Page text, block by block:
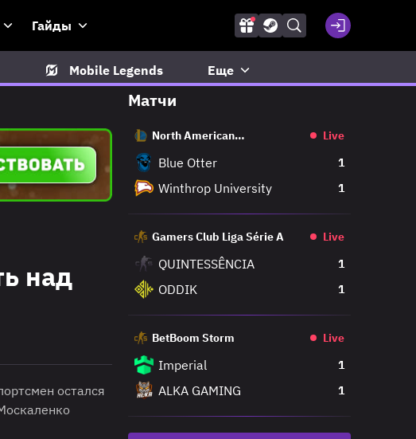
Гайды
Mobile Legends Еще
над
остался
Матчи
North American
Live
Blue Otter 1
Winthrop University 1
Gamers Club Liga Série A Live
QUINTESSÊNCIA 1
ODDIK 1
BetBoom Storm Live
Imperial 1
ALKA GAMING 1